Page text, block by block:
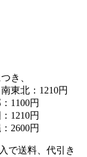
き、
東北：1210円
1100円
1210円
2600円
で送料、代引き